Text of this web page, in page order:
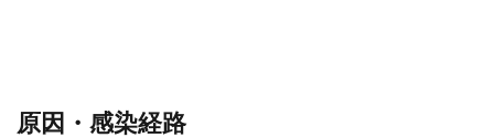
原因・感染経路